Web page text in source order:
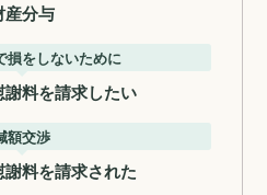
産分与
損をしないために
料を請求したい
額交渉
料を請求された